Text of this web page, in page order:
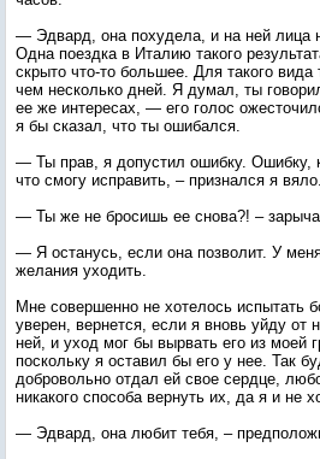
— Эдвард, она похудела, и на ней лица
Одна поездка в Италию такого
скрыто что-то большее. Для такого вида
чем несколько дней. Я думал, ты
ее же интересах, — его голос
я бы сказал, что ты ошибался.
— Ты прав, я допустил ошибку. Ошибку,
что смогу исправить, – признался я вяло.
— Ты же не бросишь ее снова?! –
— Я останусь, если она позволит. У меня
желания уходить.
Мне совершенно не хотелось испытать
уверен, вернется, если я вновь уйду от
ней, и уход мог бы вырвать его из моей
поскольку я оставил бы его у нее. Так
добровольно отдал ей свое сердце,
никакого способа вернуть их, да я и не
— Эдвард, она любит тебя, –